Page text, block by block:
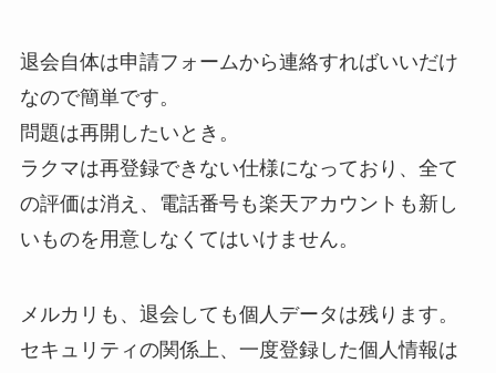
退会自体は申請フォームから連絡すればいいだけ
なので簡単です。
問題は再開したいとき。
ラクマは再登録できない仕様になっており、全て
の評価は消え、電話番号も楽天アカウントも新し
いものを用意しなくてはいけません。
メルカリも、退会しても個人データは残ります。
セキュリティの関係上、一度登録した個人情報は